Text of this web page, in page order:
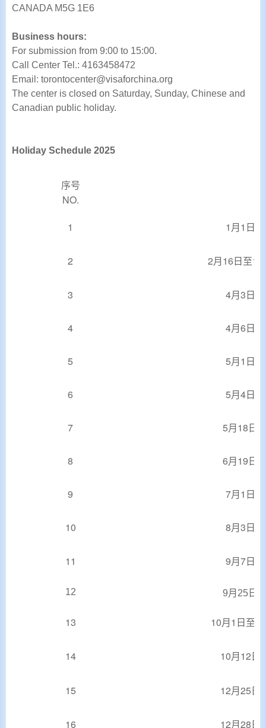
CANADA M5G 1E6
Business hours:
For submission from 9:00 to 15:00.
Call Center Tel.: 4163458472
Email: torontocenter@visaforchina.org
The center is closed on Saturday, Sunday, Chinese and
Canadian public holiday.
Holiday Schedule 2025
序号
NO.
1
1月1日
2 2月16日至19
3 4月3日
4 4月6日
5 5月1日
6 5月4日
7 5月18日
8 6月19日
9 7月1日
10 8月3日
11 9月7日
12 9月25日
13 10月1日至5
14 10月12日
15 12月25日
16 12月28日